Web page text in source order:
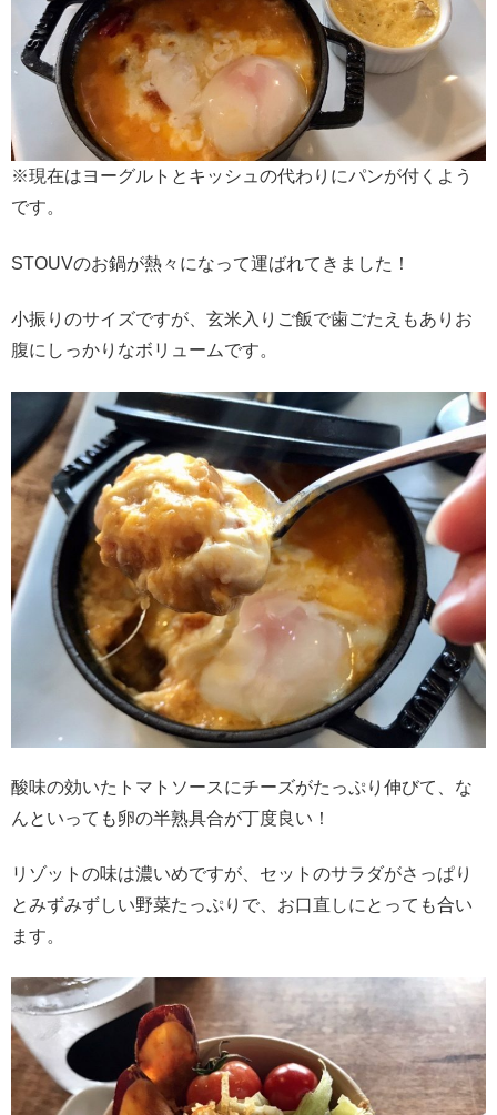
※現在はヨーグルトとキッシュの代わりにパンが付くよう
です。
STOUVのお鍋が熱々になって運ばれてきました！
小振りのサイズですが、玄米入りご飯で歯ごたえもありお
腹にしっかりなボリュームです。
酸味の効いたトマトソースにチーズがたっぷり伸びて、な
んといっても卵の半熟具合が丁度良い！
リゾットの味は濃いめですが、セットのサラダがさっぱり
とみずみずしい野菜たっぷりで、お口直しにとっても合い
ます。